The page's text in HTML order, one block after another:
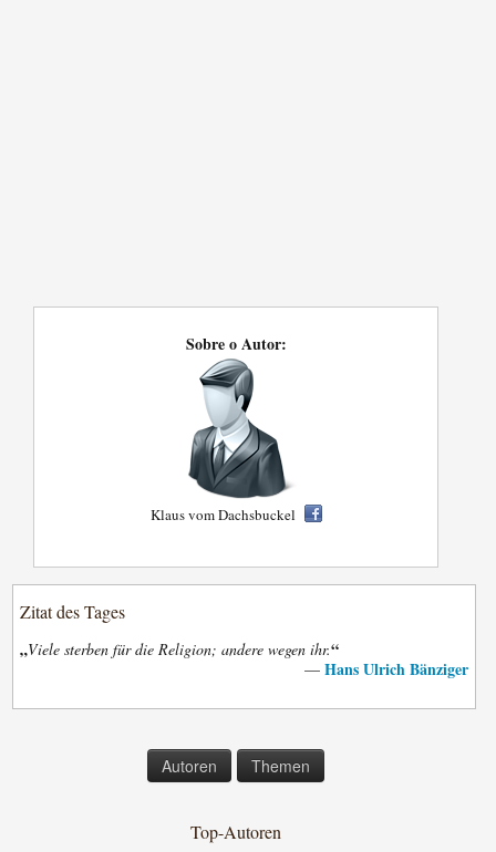
Sobre o Autor:
Klaus vom Dachsbuckel
Zitat des Tages
„Viele sterben für die Religion; andere wegen ihr.“
— Hans Ulrich Bänziger
Autoren Themen
Top-Autoren